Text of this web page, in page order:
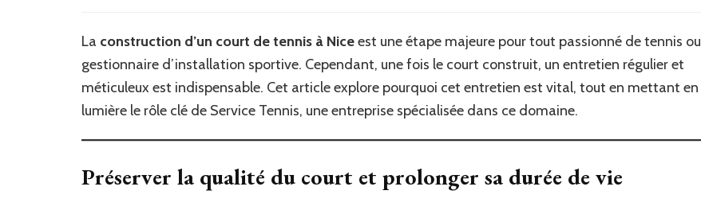
construction
est-
il
crucial
pour
tennis
La construction d’un court de tennis à Niceest une étape majeure pour tout passionné de tennis ou
gestionnaire d’installation sportive. Cependant, une fois le court construit, un entretien régulier et
méticuleux est indispensable. Cet article explore pourquoi cet entretien est vital, tout en mettant en
lumière le rôle clé de Service Tennis, une entreprise spécialisée dans ce domaine.
Préserver la qualité du court et prolonger sa durée de vie